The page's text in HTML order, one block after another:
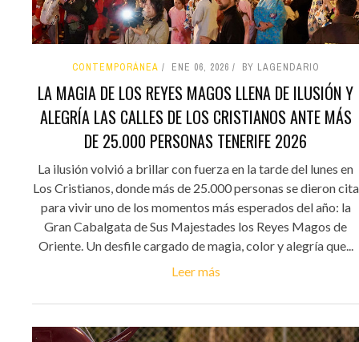
CONTEMPORÁNEA ENE 06, 2026 BY LAGENDARIO
LA MAGIA DE LOS REYES MAGOS LLENA DE ILUSIÓN Y
ALEGRÍA LAS CALLES DE LOS CRISTIANOS ANTE MÁS
DE 25.000 PERSONAS TENERIFE 2026
La ilusión volvió a brillar con fuerza en la tarde del lunes en
Los Cristianos, donde más de 25.000 personas se dieron cita
para vivir uno de los momentos más esperados del año: la
Gran Cabalgata de Sus Majestades los Reyes Magos de
Oriente. Un desfile cargado de magia, color y alegría que...
Leer más